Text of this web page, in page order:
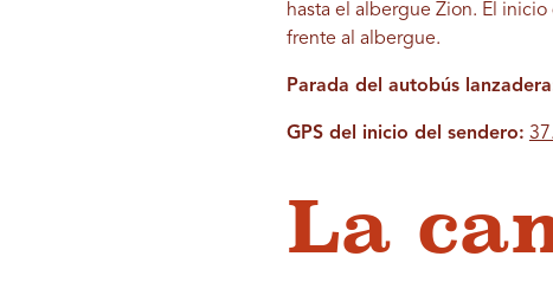
hasta el albergue Zion. El
frente al albergue.
Parada del autobús
GPS del inicio del sendero:
La